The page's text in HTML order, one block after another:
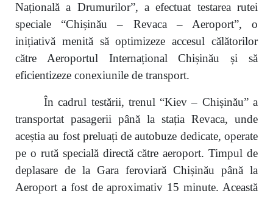
Națională a Drumurilor”, a efectuat testarea rutei
speciale “Chișinău – Revaca – Aeroport”, o
inițiativă menită să optimizeze accesul călătorilor
către Aeroportul Internațional Chișinău și să
eficientizeze conexiunile de transport.
În cadrul testării, trenul “Kiev – Chișinău” a
transportat pasagerii până la stația Revaca, unde
aceștia au fost preluați de autobuze dedicate, operate
pe o rută specială directă către aeroport. Timpul de
deplasare de la Gara feroviară Chișinău până la
Aeroport a fost de aproximativ 15 minute. Această